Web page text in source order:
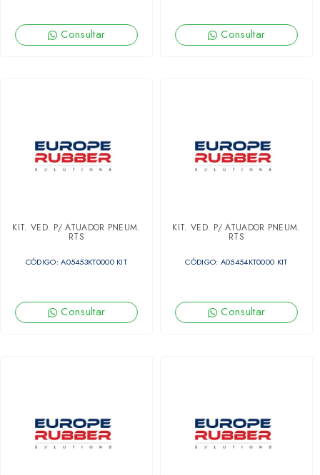
Consultar Consultar
KIT. VED. P/ ATUADOR PNEUM.
RTS
CÓDIGO: A05453KT0000 KIT
Consultar
KIT. VED. P/ ATUADOR PNEUM.
RTS
CÓDIGO: A05454KT0000 KIT
Consultar